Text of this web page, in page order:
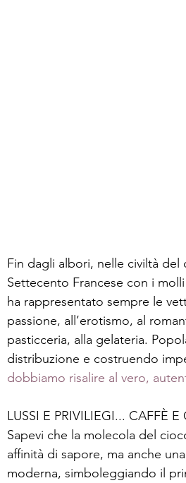
Fin dagli albori, nelle civiltà del
Settecento Francese con i
ha rappresentato sempre le
passione, all’erotismo, al
pasticceria, alla gelateria.
distribuzione e costruendo
dobbiamo risalire al vero,
LUSSI E PRIVILIEGI... CAFFÈ
Sapevi che la molecola del
affinità di sapore, ma anche
moderna, simboleggiando il